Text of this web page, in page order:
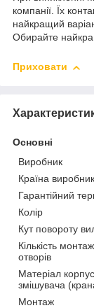
компанії. Їх
найкращий
Обирайте
Приховати
Основні
Виробник
Країна виробник
Гарантійний
Колір
Кут повороту
Кількість
отворів
Матеріал
змішувача
Монтаж